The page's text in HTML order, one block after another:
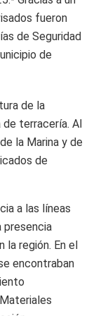
fueron
de Seguridad
de
de la
de terracería. Al
la Marina y de
de
a las líneas
presencia
la región. En el
encontraban